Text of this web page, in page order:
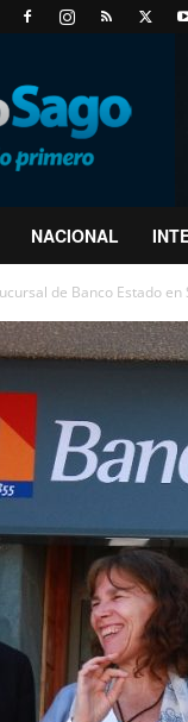
NACIONAL
de Banco Estado en